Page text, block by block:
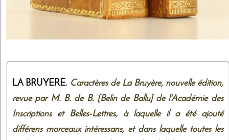
LA BRUYERE. Caractères de La Bruyère, nouvelle édition,
revue par M. B. de B. [Belin de Ballu] de l'Académie des
Inscriptions et Belles-Lettres, à laquelle il a été ajouté
différens morceaux intéressans, et dans laquelle toutes les